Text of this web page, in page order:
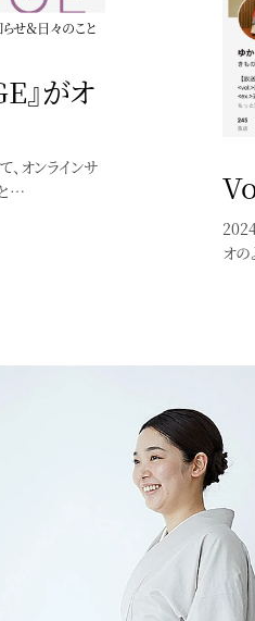
せ＆日々のこと
』がオ
オンラインサ
…
オ